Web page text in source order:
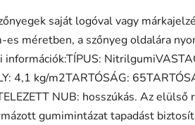
saját logóval vagy
es méretben, a szőnyeg oldalára
információk:TÍPUS:
4,1 kg/m2TARTÓSÁG:
NUB: hosszúkás. Az elülső
gumimintázat tapadást